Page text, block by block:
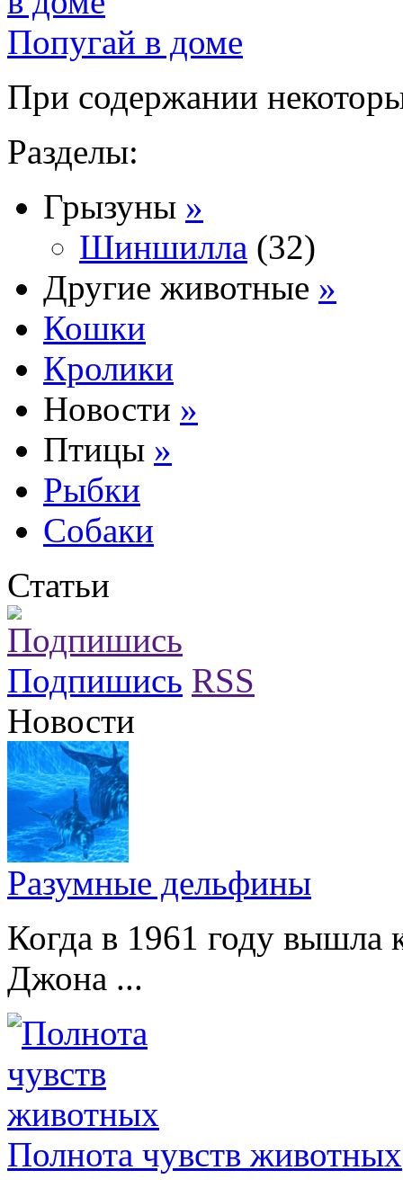
Попугай в доме
При содержании
Разделы:
Грызуны »
Шиншилла (32)
Другие животные »
Кошки
Кролики
Новости »
Птицы »
Рыбки
Собаки
Статьи
Подпишись RSS
Новости
Разумные дельфины
Когда в 1961 году вышла
Джона ...
Полнота чувств животных